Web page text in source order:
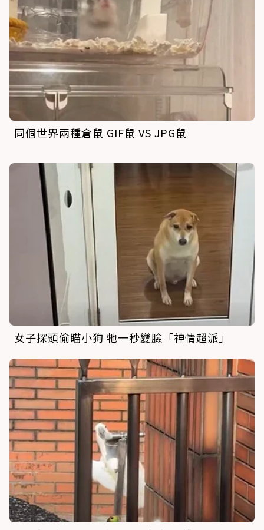
同個世界兩種倉鼠 GIF鼠 VS JPG鼠
女子探頭偷瞄小狗 牠一秒變臉「神情超派」